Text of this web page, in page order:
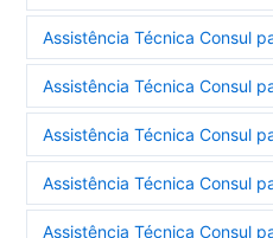
Assistência Técnica Consul
Assistência Técnica Consul
Assistência Técnica Consul
Assistência Técnica Consul
Assistência Técnica Consul